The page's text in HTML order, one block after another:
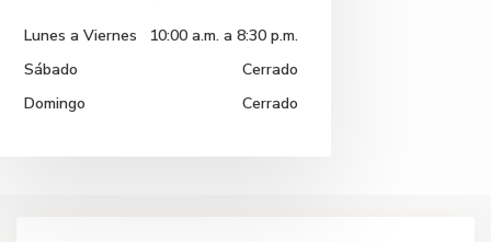
Lunes a Viernes
10:00 a.m. a 8:30 p.m.
Sábado
Cerrado
Domingo
Cerrado